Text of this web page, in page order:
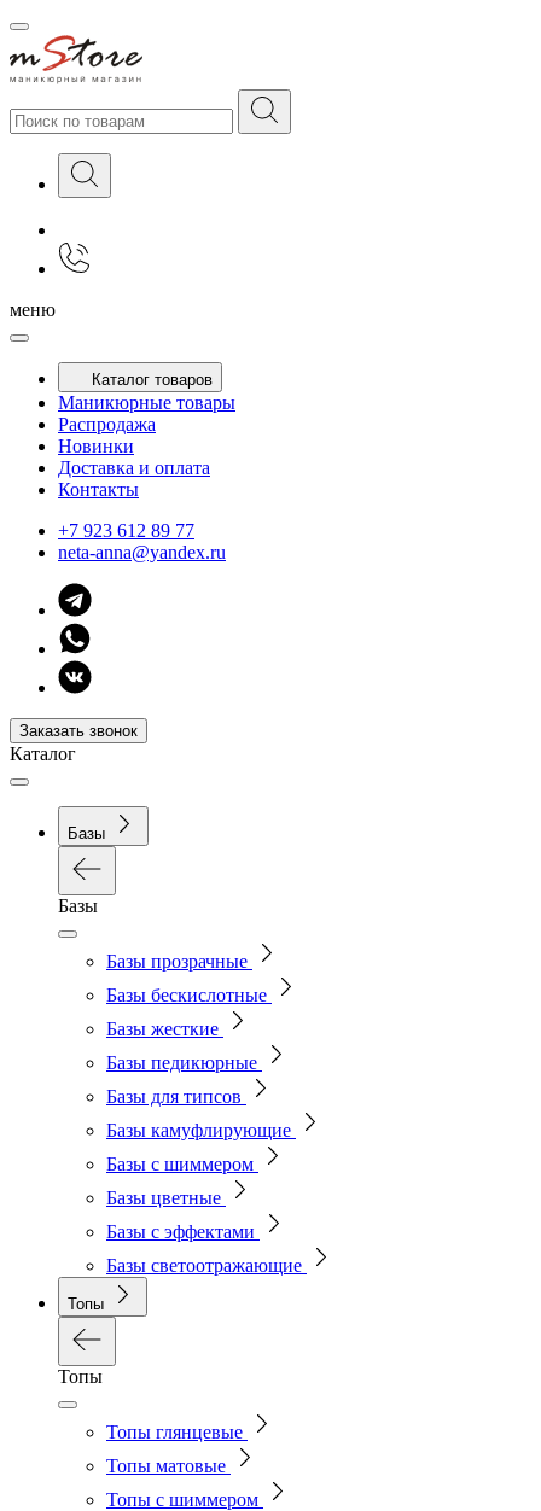
меню
Каталог товаров
Маникюрные товары
Распродажа
Новинки
Доставка и оплата
Контакты
+7 923 612 89 77
neta-anna@yandex.ru
Заказать звонок
Каталог
Базы
Базы
Базы прозрачные
Базы бескислотные
Базы жесткие
Базы педикюрные
Базы для типсов
Базы камуфлирующие
Базы с шиммером
Базы цветные
Базы с эффектами
Базы светоотражающие
Топы
Топы
Топы глянцевые
Топы матовые
Топы с шиммером